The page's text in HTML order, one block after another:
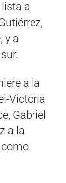
lista a
y a
a la
Victoria
Gabriel
a la
como